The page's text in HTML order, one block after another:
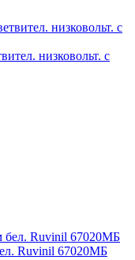
низковольт. с
Ruvinil 67020МБ